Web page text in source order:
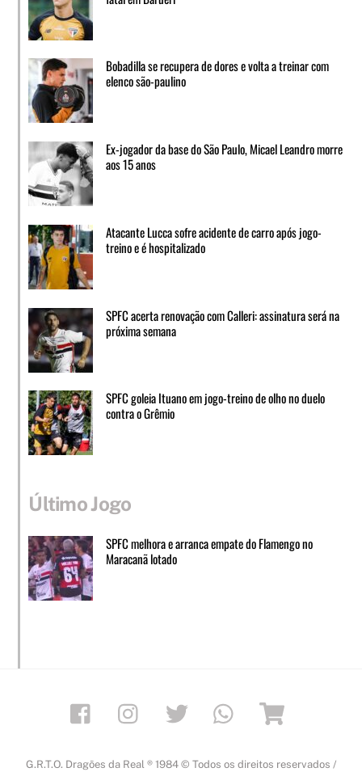
Bobadilla se recupera de dores e volta a treinar com
elenco são-paulino
Ex-jogador da base do São Paulo, Micael Leandro morre
aos 15 anos
Atacante Lucca sofre acidente de carro após jogo-
treino e é hospitalizado
SPFC acerta renovação com Calleri: assinatura será na
próxima semana
SPFC goleia Ituano em jogo-treino de olho no duelo
contra o Grêmio
Último Jogo
SPFC melhora e arranca empate do Flamengo no
Maracanã lotado
Facebook Instagram Twitter Whatsapp
G.R.T.O. Dragões da Real ® 1984 © Todos os direitos reservados /